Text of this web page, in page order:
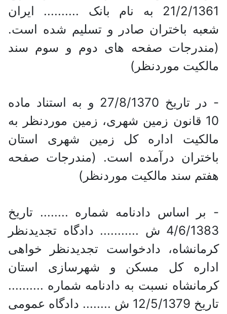
21/2/1361 به نام بانک .......... ایران
شعبه باختران صادر و تسلیم شده است.
(مندرجات صفحه های دوم و سوم سند
مالکیت موردنظر)
- در تاریخ 27/8/1370 و به استناد ماده
10 قانون زمین شهری، زمین موردنظر به
مالکیت اداره کل زمین شهری استان
باختران درآمده است. (مندرجات صفحه
هفتم سند مالکیت موردنظر)
- بر اساس دادنامه شماره ........ تاریخ
4/6/1383 ش ........... دادگاه تجدیدنظر
کرمانشاه، دادخواست تجدیدنظر خواهی
اداره کل مسکن و شهرسازی استان
کرمانشاه نسبت به دادنامه شماره ..........
تاریخ 12/5/1379 ش ........ دادگاه عمومی